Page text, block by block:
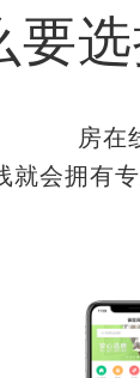
要
房在
就会拥有